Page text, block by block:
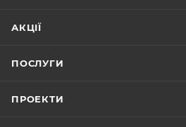
АКЦІЇ
ПОСЛУГИ
ПРОЕКТИ